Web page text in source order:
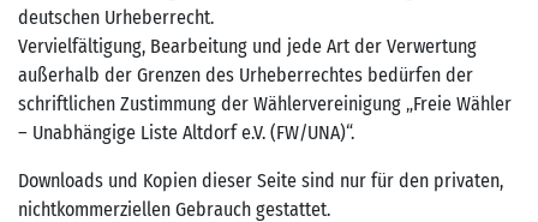
deutschen Urheberrecht.
Vervielfältigung, Bearbeitung und jede Art der Verwertung
außerhalb der Grenzen des Urheberrechtes bedürfen der
schriftlichen Zustimmung der Wählervereinigung „Freie Wähler
– Unabhängige Liste Altdorf e.V. (FW/UNA)“.
Downloads und Kopien dieser Seite sind nur für den privaten,
nichtkommerziellen Gebrauch gestattet.